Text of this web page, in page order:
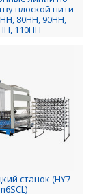
плоской нити
80HH, 90HH,
110HH
станок (HY7-